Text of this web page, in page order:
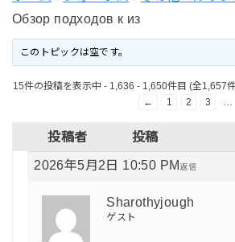
Обзор подходов к из
このトピックは空です。
15件の投稿を表示中 - 1,636 - 1,650件目 (全1,657
←
1 2 3
投稿者 投稿
2026年5月2日 10:50 PM返信
Sharothyjough
ゲスト